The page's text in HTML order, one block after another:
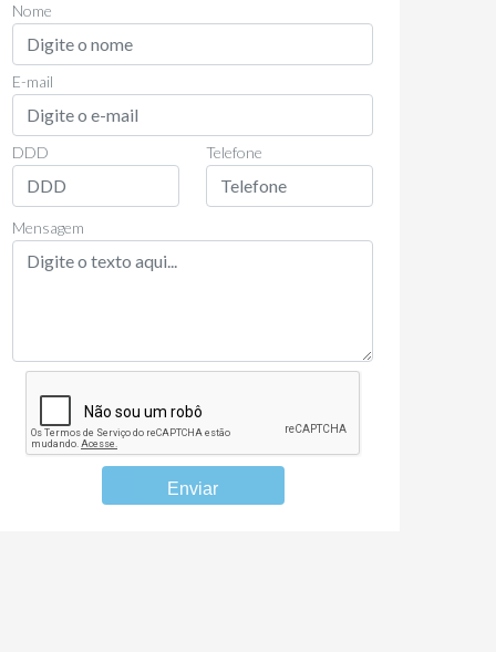
Nome
E-mail
DDD Telefone
Mensagem